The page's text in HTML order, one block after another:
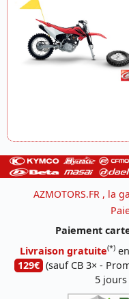
AZMOTORS.FR , la
Paiement
Livraison gratuite(*)
129€ (sauf CB 3× -
5